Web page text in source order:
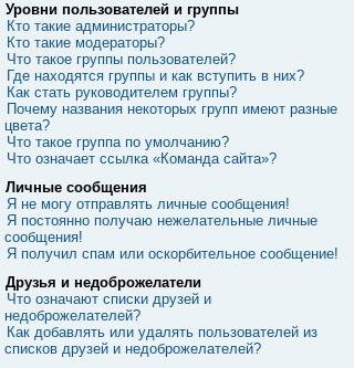
Уровни пользователей и группы
Кто такие администраторы?
Кто такие модераторы?
Что такое группы пользователей?
Где находятся группы и как вступить в них?
Как стать руководителем группы?
Почему названия некоторых групп имеют разные
цвета?
Что такое группа по умолчанию?
Что означает ссылка «Команда сайта»?
Личные сообщения
Я не могу отправлять личные сообщения!
Я постоянно получаю нежелательные личные
сообщения!
Я получил спам или оскорбительное сообщение!
Друзья и недоброжелатели
Что означают списки друзей и
недоброжелателей?
Как добавлять или удалять пользователей из
списков друзей и недоброжелателей?